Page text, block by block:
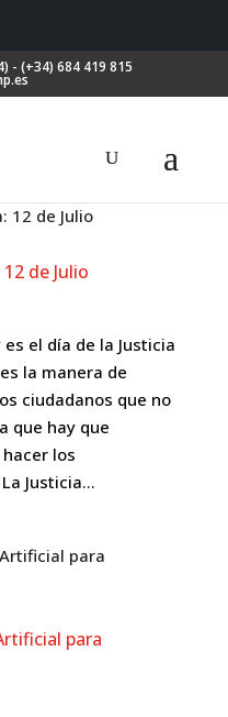
- (+34) 684 419 815
de Julio
el día de la Justicia
la manera de
ciudadanos que no
que hay que
los
Justicia...
para